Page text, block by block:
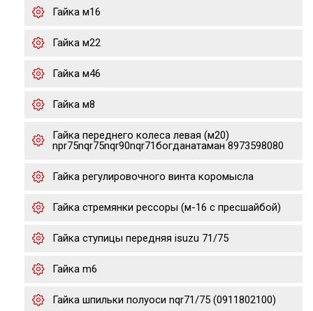
Гайка м16
Гайка м22
Гайка м46
Гайка м8
Гайка переднего колеса левая (м20)
npr75nqr75nqr90nqr71богданатаман 8973598080
Гайка регулировочного винта коромысла
Гайка стремянки рессоры (м-16 с пресшайбой)
Гайка ступицы передняя isuzu 71/75
Гайка m6
Гайка шпильки полуоси nqr71/75 (0911802100)